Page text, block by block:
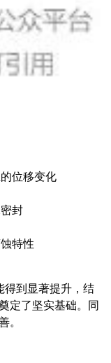
位移变化
封
特性
到显著提升，结
定了坚实基础。同
。